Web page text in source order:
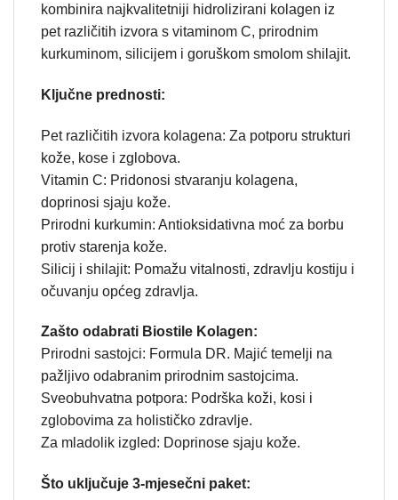
kombinira najkvalitetniji hidrolizirani kolagen iz
pet različitih izvora s vitaminom C, prirodnim
kurkuminom, silicijem i goruškom smolom shilajit.
Ključne prednosti:
Pet različitih izvora kolagena: Za potporu strukturi
kože, kose i zglobova.
Vitamin C: Pridonosi stvaranju kolagena,
doprinosi sjaju kože.
Prirodni kurkumin: Antioksidativna moć za borbu
protiv starenja kože.
Silicij i shilajit: Pomažu vitalnosti, zdravlju kostiju i
očuvanju općeg zdravlja.
Zašto odabrati Biostile Kolagen:
Prirodni sastojci: Formula DR. Majić temelji na
pažljivo odabranim prirodnim sastojcima.
Sveobuhvatna potpora: Podrška koži, kosi i
zglobovima za holističko zdravlje.
Za mladolik izgled: Doprinose sjaju kože.
Što uključuje 3-mjesečni paket: